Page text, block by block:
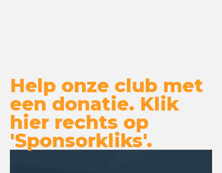
Help onze club met
een donatie. Klik
hier rechts op
'Sponsorkliks'.